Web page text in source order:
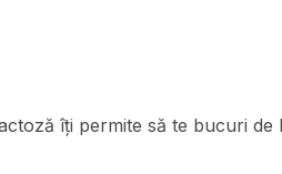
îți permite să te bucuri de